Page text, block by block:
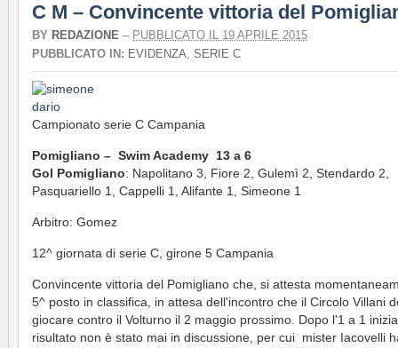
C M – Convincente vittoria del
BY REDAZIONE – PUBBLICATO IL 19 APRILE 2015
PUBBLICATO IN: EVIDENZA, SERIE C
Campionato serie C Campania
Pomigliano – Swim Academy 13 a 6
Gol Pomigliano: Napolitano 3, Fiore 2, Gulemì 2, Stendardo 2,
Pasquariello 1, Cappelli 1, Alifante 1, Simeone 1
Arbitro: Gomez
12^ giornata di serie C, girone 5 Campania
Convincente vittoria del Pomigliano che, si attesta
5^ posto in classifica, in attesa dell'incontro che il Circolo Villani
giocare contro il Volturno il 2 maggio prossimo. Dopo l'1 a 1
risultato non è stato mai in discussione, per cui mister Iacovelli